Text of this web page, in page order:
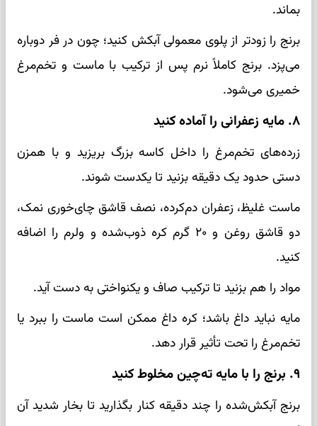
بماند.
برنج را زودتر از پلوی معمولی آبکش کنید؛ چون در فر دوباره
می‌پزد. برنج کاملاً نرم پس از ترکیب با ماست و تخم‌مرغ
خمیری می‌شود.
۸. مایه زعفرانی را آماده کنید
زرده‌های تخم‌مرغ را داخل کاسه بزرگ بریزید و با همزن
دستی حدود یک دقیقه بزنید تا یکدست شوند.
ماست غلیظ، زعفران دم‌کرده، نصف قاشق چای‌خوری نمک،
دو قاشق روغن و ۲۰ گرم کره ذوب‌شده و ولرم را اضافه
کنید.
مواد را هم بزنید تا ترکیب صاف و یکنواختی به دست آید.
مایه نباید داغ باشد؛ کره داغ ممکن است ماست را ببرد یا
تخم‌مرغ را تحت تأثیر قرار دهد.
۹. برنج را با مایه ته‌چین مخلوط کنید
برنج آبکش‌شده را چند دقیقه کنار بگذارید تا بخار شدید آن